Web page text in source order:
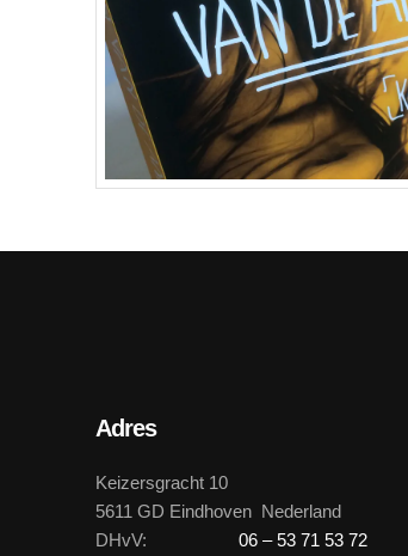
Adres
Keizersgracht 10
5611 GD Eindhoven Nederland
DHvV:
06 – 53 71 53 72